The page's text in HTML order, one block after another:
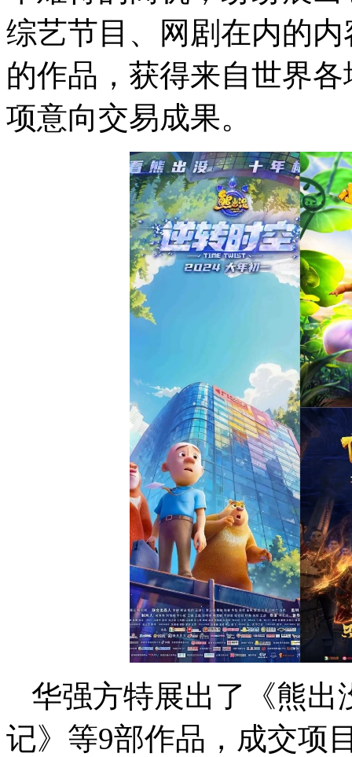
综艺节目、网剧在内的
的作品，获得来自世界
项意向交易成果。
华强方特展出了《熊出
记》等9部作品，成交项